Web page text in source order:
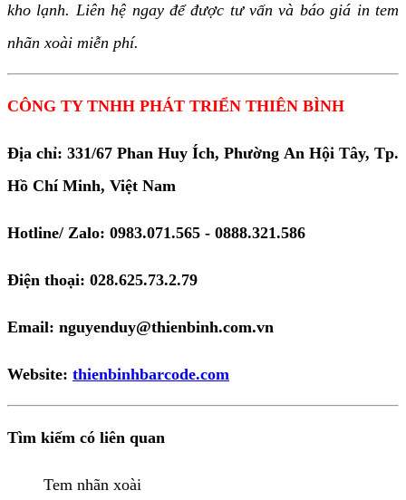
kho lạnh. Liên hệ ngay để được tư vấn và báo giá in tem
nhãn xoài miễn phí.
CÔNG TY TNHH PHÁT TRIỂN THIÊN BÌNH
Địa chỉ: 331/67 Phan Huy Ích, Phường An Hội Tây, Tp.
Hồ Chí Minh, Việt Nam
Hotline/ Zalo: 0983.071.565 - 0888.321.586
Điện thoại: 028.625.73.2.79
Email: nguyenduy@thienbinh.com.vn
Website: thienbinhbarcode.com
Tìm kiếm có liên quan
Tem nhãn xoài